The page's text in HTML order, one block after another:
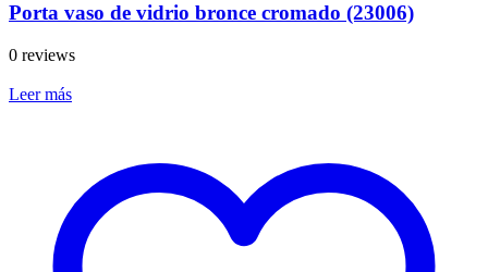
Porta vaso de vidrio bronce cromado (23006)
0 reviews
Leer más